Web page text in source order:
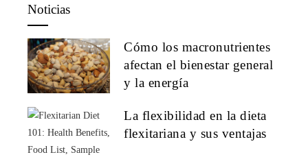
Noticias
Cómo los macronutrientes
afectan el bienestar general
y la energía
La flexibilidad en la dieta
flexitariana y sus ventajas